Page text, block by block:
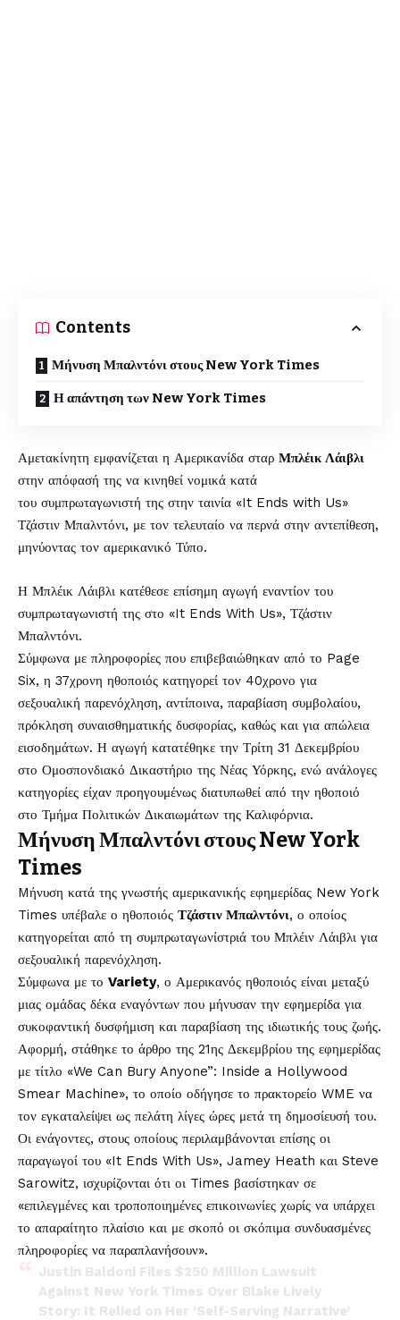
Contents
Μήνυση Μπαλντόνι στους New York Times
Η απάντηση των New York Times
Αμετακίνητη εμφανίζεται η Αμερικανίδα σταρ Μπλέικ Λάιβλι
στην απόφασή της να κινηθεί νομικά κατά
του συμπρωταγωνιστή της στην ταινία «It Ends with Us»
Τζάστιν Μπαλντόνι, με τον τελευταίο να περνά στην αντεπίθεση,
μηνύοντας τον αμερικανικό Τύπο.
Η Μπλέικ Λάιβλι κατέθεσε επίσημη αγωγή εναντίον του
συμπρωταγωνιστή της στο «It Ends With Us», Τζάστιν
Μπαλντόνι.
Σύμφωνα με πληροφορίες που επιβεβαιώθηκαν από το Page
Six, η 37χρονη ηθοποιός κατηγορεί τον 40χρονο για
σεξουαλική παρενόχληση, αντίποινα, παραβίαση συμβολαίου,
πρόκληση συναισθηματικής δυσφορίας, καθώς και για απώλεια
εισοδημάτων. Η αγωγή κατατέθηκε την Τρίτη 31 Δεκεμβρίου
στο Ομοσπονδιακό Δικαστήριο της Νέας Υόρκης, ενώ ανάλογες
κατηγορίες είχαν προηγουμένως διατυπωθεί από την ηθοποιό
στο Τμήμα Πολιτικών Δικαιωμάτων της Καλιφόρνια.
Μήνυση Μπαλντόνι στους New York
Times
Mήνυση κατά της γνωστής αμερικανικής εφημερίδας New York
Times υπέβαλε ο ηθοποιός Τζάστιν Μπαλντόνι, ο οποίος
κατηγορείται από τη συμπρωταγωνίστριά του Μπλέιν Λάιβλι για
σεξουαλική παρενόχληση.
Σύμφωνα με το Variety, ο Αμερικανός ηθοποιός είναι μεταξύ
μιας ομάδας δέκα εναγόντων που μήνυσαν την εφημερίδα για
συκοφαντική δυσφήμιση και παραβίαση της ιδιωτικής τους ζωής.
Αφορμή, στάθηκε το άρθρο της 21ης ​​Δεκεμβρίου της εφημερίδας
με τίτλο «We Can Bury Anyone”: Inside a Hollywood
Smear Machine», το οποίο οδήγησε το πρακτορείο WME να
τον εγκαταλείψει ως πελάτη λίγες ώρες μετά τη δημοσίευσή του.
Οι ενάγοντες, στους οποίους περιλαμβάνονται επίσης οι
παραγωγοί του «It Ends With Us», Jamey Heath και Steve
Sarowitz, ισχυρίζονται ότι οι Times βασίστηκαν σε
«επιλεγμένες και τροποποιημένες επικοινωνίες χωρίς να υπάρχει
το απαραίτητο πλαίσιο και με σκοπό οι σκόπιμα συνδυασμένες
πληροφορίες να παραπλανήσουν».
Justin Baldoni Files $250 Million Lawsuit
Against New York Times Over Blake Lively
Story: It Relied on Her ‘Self-Serving Narrative’